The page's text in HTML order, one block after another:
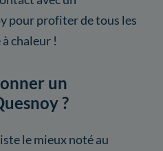
pour profiter de tous les
chaleur !
un
?
le mieux noté au